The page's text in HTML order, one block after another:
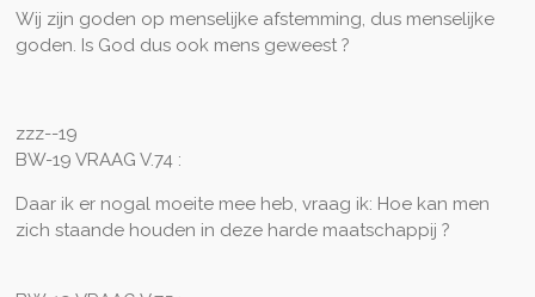
Wij zijn goden op menselijke afstemming, dus menselijke
goden. Is God dus ook mens geweest ?
zzz--19
BW-19 VRAAG V.74 :
Daar ik er nogal moeite mee heb, vraag ik: Hoe kan men
zich staande houden in deze harde maatschappij ?